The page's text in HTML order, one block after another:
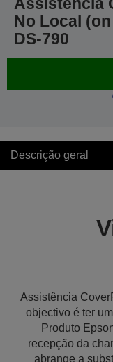
No Local
DS-790
Descrição geral
Assistência
objectivo é ter
Produto
recepção da
abrange a